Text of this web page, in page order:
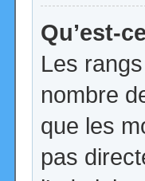
Qu’est-
Les
nombre
que les
pas